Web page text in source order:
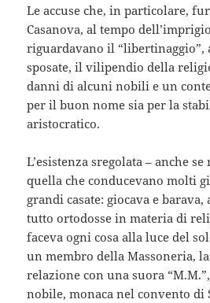
Le accuse che, in particolare,
Casanova, al tempo
riguardavano il “libertinaggio”,
sposate, il vilipendio della
danni di alcuni nobili e un
per il buon nome sia per la
aristocratico.
L’esistenza sregolata – anche
quella che conducevano molti
grandi casate: giocava e
tutto ortodosse in materia di
faceva ogni cosa alla luce del
un membro della Massoneria, la
relazione con una suora
nobile, monaca nel convento di